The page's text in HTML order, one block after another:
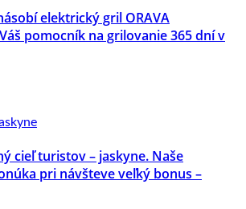
elektrický gril ORAVA
Váš pomocník na grilovanie 365 dní v
cieľ turistov – jaskyne. Naše
pri návšteve veľký bonus –